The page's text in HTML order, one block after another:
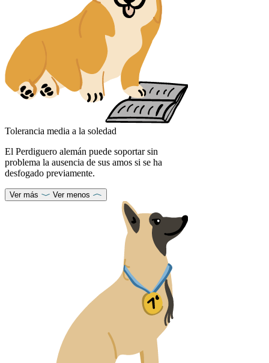
Tolerancia media a la soledad
El Perdiguero alemán puede soportar sin
problema la ausencia de sus amos si se ha
desfogado previamente.
Ver más Ver menos